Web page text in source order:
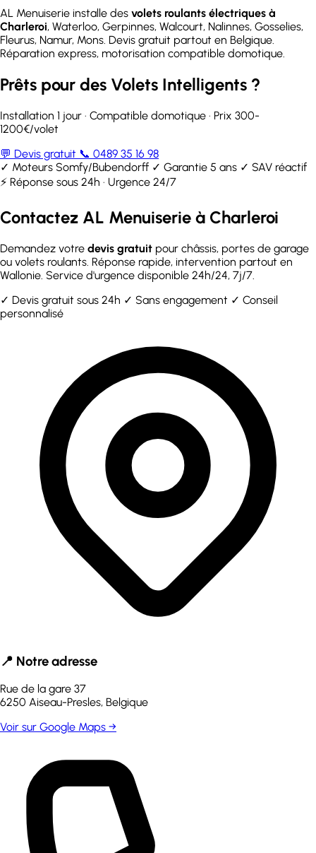
AL Menuiserie installe des volets roulants électriques à
Charleroi, Waterloo, Gerpinnes, Walcourt, Nalinnes, Gosselies,
Fleurus, Namur, Mons. Devis gratuit partout en Belgique.
Réparation express, motorisation compatible domotique.
Prêts pour des Volets Intelligents ?
Installation 1 jour · Compatible domotique · Prix 300-
1200€/volet
💬 Devis gratuit 📞 0489 35 16 98
✓ Moteurs Somfy/Bubendorff ✓ Garantie 5 ans ✓ SAV réactif
⚡ Réponse sous 24h · Urgence 24/7
Contactez AL Menuiserie à Charleroi
Demandez votre devis gratuit pour châssis, portes de garage
ou volets roulants. Réponse rapide, intervention partout en
Wallonie. Service d'urgence disponible 24h/24, 7j/7.
✓ Devis gratuit sous 24h ✓ Sans engagement ✓ Conseil
personnalisé
📍 Notre adresse
Rue de la gare 37
6250 Aiseau-Presles, Belgique
Voir sur Google Maps →